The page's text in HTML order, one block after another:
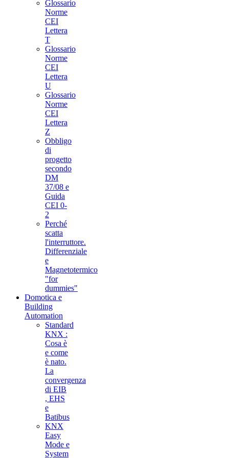
Glossario
Norme
CEI
Lettera
T
Glossario
Norme
CEI
Lettera
U
Glossario
Norme
CEI
Lettera
Z
Obbligo
di
progetto
secondo
DM
37/08 e
Guida
CEI 0-
2
Perché
scatta
l'interruttore.
Differenziale
e
Magnetotermico
"for
dummies"
Domotica e
Building
Automation
Standard
KNX :
Cosa è
e come
è nato.
La
convergenza
di EIB
, EHS
e
Batibus
KNX
Easy
Mode e
System